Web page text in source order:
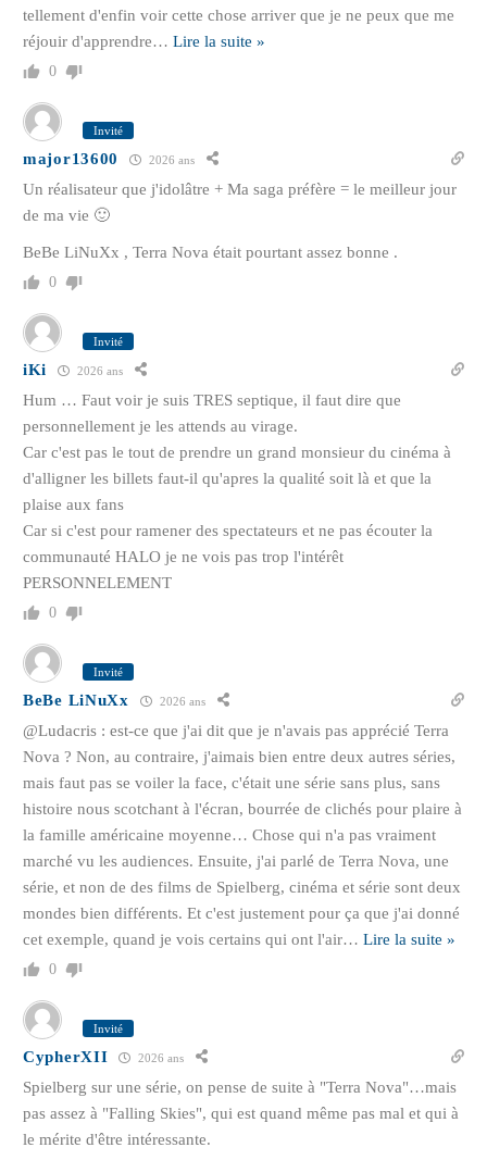
tellement d'enfin voir cette chose arriver que je ne peux que me
réjouir d'apprendre… Lire la suite »
0
Invité
major13600 2026 ans
Un réalisateur que j'idolâtre + Ma saga préfère = le meilleur jour
de ma vie 🙂
BeBe LiNuXx , Terra Nova était pourtant assez bonne .
0
Invité
iKi 2026 ans
Hum … Faut voir je suis TRES septique, il faut dire que
personnellement je les attends au virage.
Car c'est pas le tout de prendre un grand monsieur du cinéma à
d'alligner les billets faut-il qu'apres la qualité soit là et que la
plaise aux fans
Car si c'est pour ramener des spectateurs et ne pas écouter la
communauté HALO je ne vois pas trop l'intérêt
PERSONNELEMENT
0
Invité
BeBe LiNuXx 2026 ans
@Ludacris : est-ce que j'ai dit que je n'avais pas apprécié Terra
Nova ? Non, au contraire, j'aimais bien entre deux autres séries,
mais faut pas se voiler la face, c'était une série sans plus, sans
histoire nous scotchant à l'écran, bourrée de clichés pour plaire à
la famille américaine moyenne… Chose qui n'a pas vraiment
marché vu les audiences. Ensuite, j'ai parlé de Terra Nova, une
série, et non de des films de Spielberg, cinéma et série sont deux
mondes bien différents. Et c'est justement pour ça que j'ai donné
cet exemple, quand je vois certains qui ont l'air… Lire la suite »
0
Invité
CypherXII 2026 ans
Spielberg sur une série, on pense de suite à "Terra Nova"…mais
pas assez à "Falling Skies", qui est quand même pas mal et qui à
le mérite d'être intéressante.